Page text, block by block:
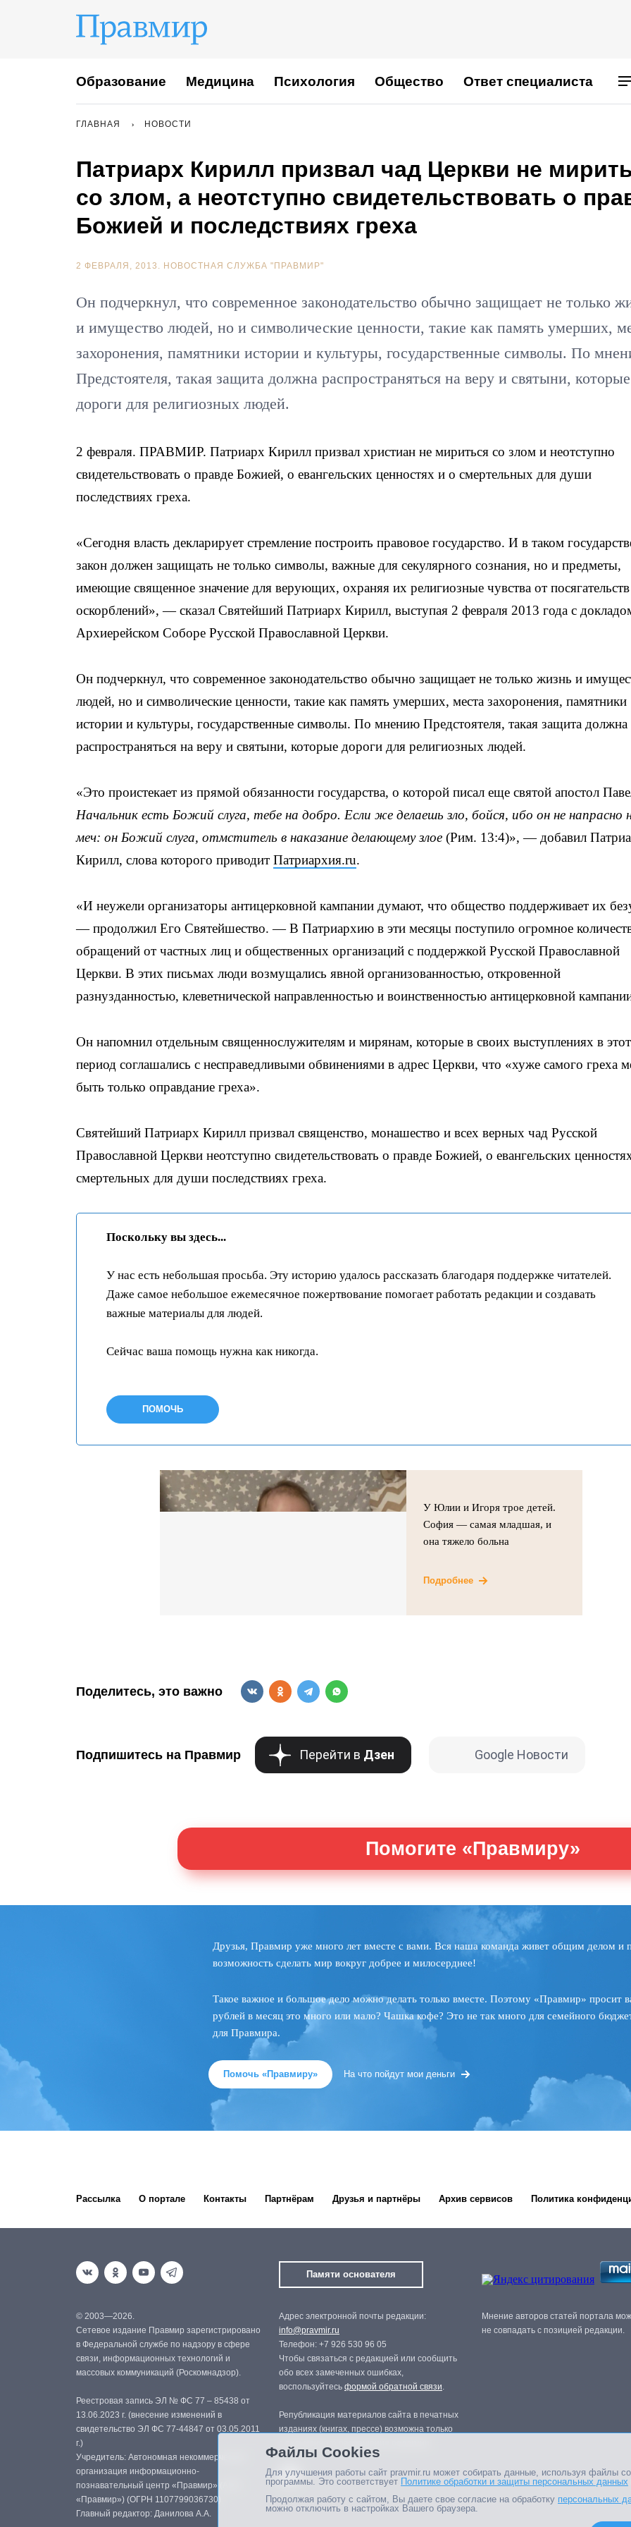
Образование Медицина Психология Общество Ответ специалиста
ГЛАВНАЯ НОВОСТИ
Патриарх Кирилл призвал чад Церкви не
со злом, а неотступно свидетельствовать о
Божией и последствиях греха
2 ФЕВРАЛЯ, 2013. НОВОСТНАЯ СЛУЖБА "ПРАВМИР"
Он подчеркнул, что современное законодательство обычно защищает не только
и имущество людей, но и символические ценности, такие как память умерших,
захоронения, памятники истории и культуры, государственные символы. По
Предстоятеля, такая защита должна распространяться на веру и святыни, которые
дороги для религиозных людей.
2 февраля. ПРАВМИР. Патриарх Кирилл призвал христиан не мириться со злом и неотступно
свидетельствовать о правде Божией, о евангельских ценностях и о смертельных для души
последствиях греха.
«Сегодня власть декларирует стремление построить правовое государство. И в таком
закон должен защищать не только символы, важные для секулярного сознания, но и предметы,
имеющие священное значение для верующих, охраняя их религиозные чувства от
оскорблений», — сказал Святейший Патриарх Кирилл, выступая 2 февраля 2013 года с
Архиерейском Соборе Русской Православной Церкви.
Он подчеркнул, что современное законодательство обычно защищает не только жизнь и
людей, но и символические ценности, такие как память умерших, места захоронения, памятники
истории и культуры, государственные символы. По мнению Предстоятеля, такая защита должна
распространяться на веру и святыни, которые дороги для религиозных людей.
«Это проистекает из прямой обязанности государства, о которой писал еще святой апостол
Начальник есть Божий слуга, тебе на добро. Если же делаешь зло, бойся, ибо он не напрасно
меч: он Божий слуга, отмститель в наказание делающему злое (Рим. 13:4)», — добавил
Кирилл, слова которого приводит Патриархия.ru.
«И неужели организаторы антицерковной кампании думают, что общество поддерживает их
— продолжил Его Святейшество. — В Патриархию в эти месяцы поступило огромное
обращений от частных лиц и общественных организаций с поддержкой Русской Православной
Церкви. В этих письмах люди возмущались явной организованностью, откровенной
разнузданностью, клеветнической направленностью и воинственностью антицерковной
Он напомнил отдельным священнослужителям и мирянам, которые в своих выступлениях в этот
период соглашались с несправедливыми обвинениями в адрес Церкви, что «хуже самого греха
быть только оправдание греха».
Святейший Патриарх Кирилл призвал священство, монашество и всех верных чад Русской
Православной Церкви неотступно свидетельствовать о правде Божией, о евангельских
смертельных для души последствиях греха.
Поскольку вы здесь...
У нас есть небольшая просьба. Эту историю удалось рассказать благодаря поддержке читателей.
Даже самое небольшое ежемесячное пожертвование помогает работать редакции и создавать
важные материалы для людей.
Сейчас ваша помощь нужна как никогда.
ПОМОЧЬ
У Юлии и Игоря трое детей.
София — самая младшая, и
она тяжело больна
Подробнее
Поделитесь, это важно
Подпишитесь на Правмир Перейти в Дзен Google Новости
Помогите «Правмиру»
Друзья, Правмир уже много лет вместе с вами. Вся наша команда живет общим делом и
возможность сделать мир вокруг добрее и милосерднее!
Такое важное и большое дело можно делать только вместе. Поэтому «Правмир» просит
рублей в месяц это много или мало? Чашка кофе? Это не так много для семейного
для Правмира.
Помочь «Правмиру» На что пойдут мои деньги
Рассылка О портале Контакты Партнёрам Друзья и партнёры Архив сервисов Политика
Памяти основателя
© 2003—2026.
Сетевое издание Правмир зарегистрировано
в Федеральной службе по надзору в сфере
связи, информационных технологий и
массовых коммуникаций (Роскомнадзор).
Реестровая запись ЭЛ № ФС 77 – 85438 от
13.06.2023 г. (внесение изменений в
свидетельство ЭЛ ФС 77-44847 от 03.05.2011
г.)
Учредитель: Автономная некоммерческая
организация информационно-
познавательный центр «Правмир» (АНО
«Правмир») (ОГРН 1107799036730)
Главный редактор: Данилова А.А.
Адрес электронной почты редакции:
info@pravmir.ru
Телефон: +7 926 530 96 05
Чтобы связаться с редакцией или сообщить
обо всех замеченных ошибках,
воспользуйтесь формой обратной связи.
Републикация материалов сайта в печатных
изданиях (книгах, прессе) возможна только
Мнение авторов статей портала
не совпадать с позицией редакции.
Файлы Cookies
Для улучшения работы сайт pravmir.ru может собирать данные, используя файлы
программы. Это соответствует Политике обработки и защиты персональных данных
Продолжая работу с сайтом, Вы даете свое согласие на обработку персональных
можно отключить в настройках Вашего браузера.